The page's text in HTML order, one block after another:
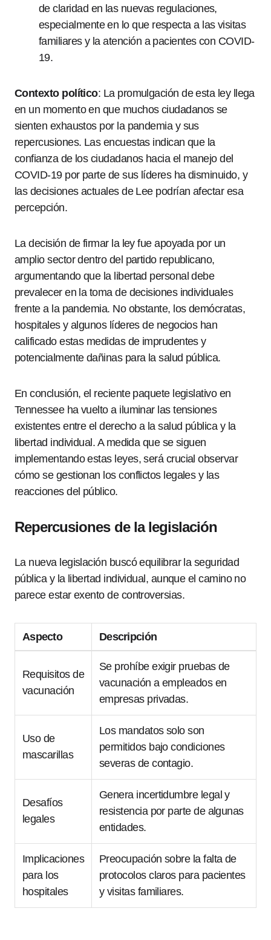
de claridad en las nuevas regulaciones,
especialmente en lo que respecta a las visitas
familiares y la atención a pacientes con COVID-
19.
Contexto político: La promulgación de esta ley llega
en un momento en que muchos ciudadanos se
sienten exhaustos por la pandemia y sus
repercusiones. Las encuestas indican que la
confianza de los ciudadanos hacia el manejo del
COVID-19 por parte de sus líderes ha disminuido, y
las decisiones actuales de Lee podrían afectar esa
percepción.
La decisión de firmar la ley fue apoyada por un
amplio sector dentro del partido republicano,
argumentando que la libertad personal debe
prevalecer en la toma de decisiones individuales
frente a la pandemia. No obstante, los demócratas,
hospitales y algunos líderes de negocios han
calificado estas medidas de imprudentes y
potencialmente dañinas para la salud pública.
En conclusión, el reciente paquete legislativo en
Tennessee ha vuelto a iluminar las tensiones
existentes entre el derecho a la salud pública y la
libertad individual. A medida que se siguen
implementando estas leyes, será crucial observar
cómo se gestionan los conflictos legales y las
reacciones del público.
Repercusiones de la legislación
La nueva legislación buscó equilibrar la seguridad
pública y la libertad individual, aunque el camino no
parece estar exento de controversias.
Aspecto Descripción
Requisitos de
vacunación
Se prohíbe exigir pruebas de
vacunación a empleados en
empresas privadas.
Uso de
mascarillas
Los mandatos solo son
permitidos bajo condiciones
severas de contagio.
Desafíos
legales
Genera incertidumbre legal y
resistencia por parte de algunas
entidades.
Implicaciones
para los
hospitales
Preocupación sobre la falta de
protocolos claros para pacientes
y visitas familiares.